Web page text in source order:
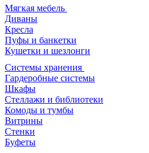
Мягкая мебель
Диваны
Кресла
Пуфы и банкетки
Кушетки и шезлонги
Системы хранения
Гардеробные системы
Шкафы
Стеллажи и библиотеки
Комоды и тумбы
Витрины
Стенки
Буфеты